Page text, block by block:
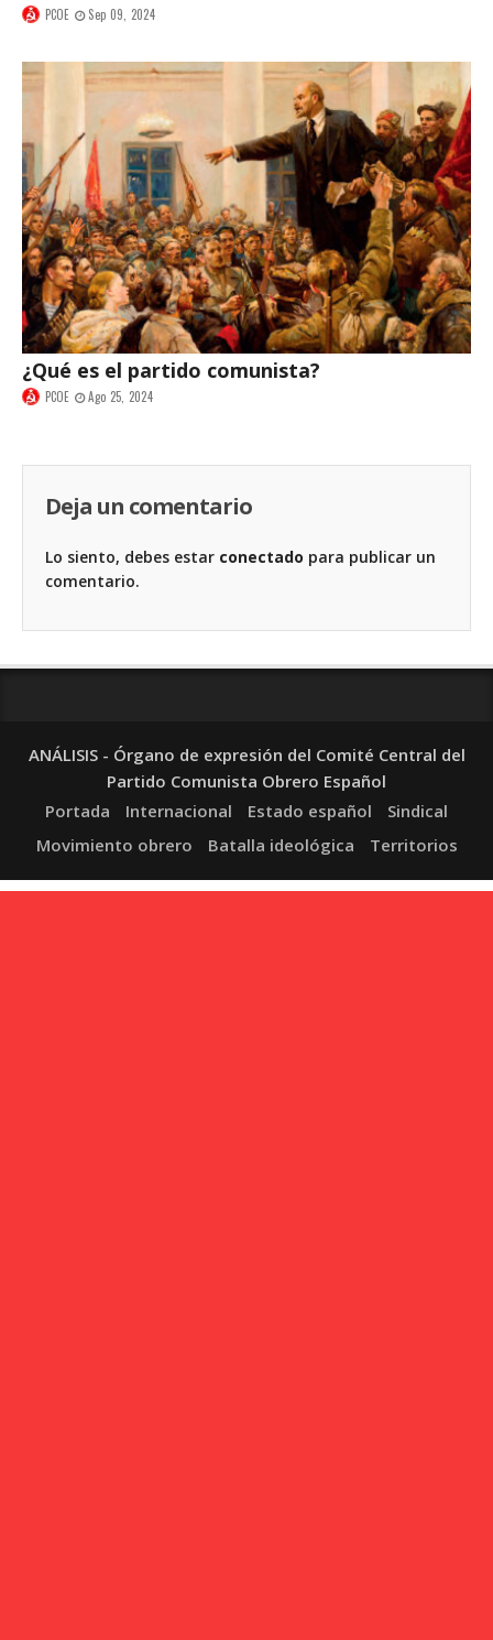
PCOE Sep 09, 2024
¿Qué es el partido comunista?
PCOE Ago 25, 2024
Deja un comentario
Lo siento, debes estar conectado para publicar un
comentario.
ANÁLISIS - Órgano de expresión del Comité Central del
Partido Comunista Obrero Español
Portada
Internacional Estado español
Sindical
Movimiento obrero
Batalla ideológica Territorios